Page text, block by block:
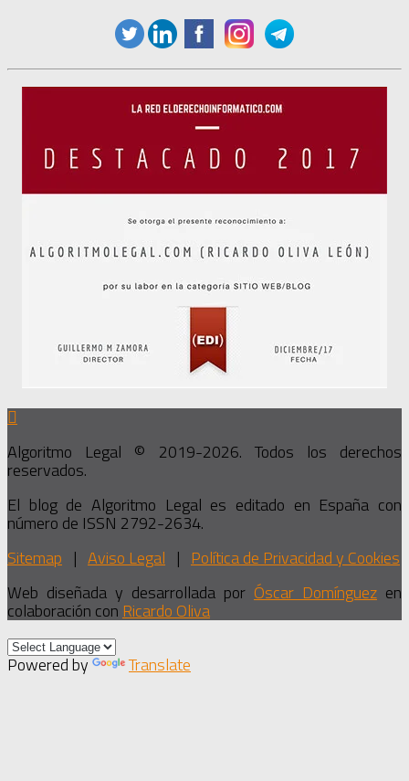
Algoritmo Legal © 2019-2026. Todos los derechos
reservados.
El blog de Algoritmo Legal es editado en España con
número de ISSN 2792-2634.
Sitemap | Aviso Legal | Política de Privacidad y Cookies
Web diseñada y desarrollada por Óscar Domínguez en
colaboración con Ricardo Oliva
Powered by Translate